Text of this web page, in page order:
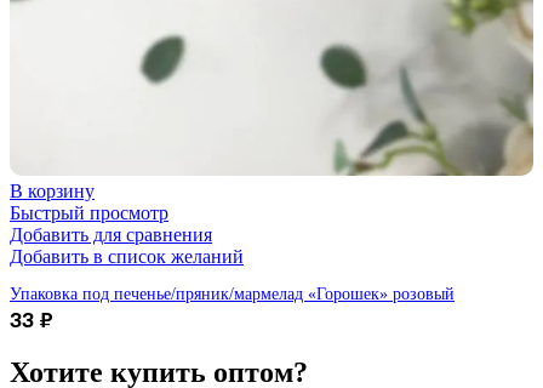
В корзину
Быстрый просмотр
Добавить для сравнения
Добавить в список желаний
Упаковка под печенье/пряник/мармелад «Горошек» розовый
33 ₽
Хотите купить оптом?